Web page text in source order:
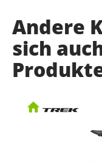
Andere
sich